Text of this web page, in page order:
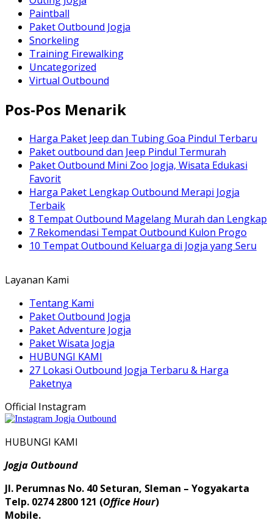
Paintball
Paket Outbound Jogja
Snorkeling
Training Firewalking
Uncategorized
Virtual Outbound
Pos-Pos Menarik
Harga Paket Jeep dan Tubing Goa Pindul Terbaru
Paket outbound dan Jeep Pindul Termurah
Paket Outbound Mini Zoo Jogja, Wisata Edukasi
Favorit
Harga Paket Lengkap Outbound Merapi Jogja
Terbaik
8 Tempat Outbound Magelang Murah dan Lengkap
7 Rekomendasi Tempat Outbound Kulon Progo
10 Tempat Outbound Keluarga di Jogja yang Seru
Layanan Kami
Tentang Kami
Paket Outbound Jogja
Paket Adventure Jogja
Paket Wisata Jogja
HUBUNGI KAMI
27 Lokasi Outbound Jogja Terbaru & Harga
Paketnya
Official Instagram
HUBUNGI KAMI
Jogja Outbound
Jl. Perumnas No. 40 Seturan, Sleman – Yogyakarta
Telp. 0274 2800 121 (Office Hour)
Mobile.